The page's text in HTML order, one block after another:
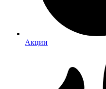
Акции